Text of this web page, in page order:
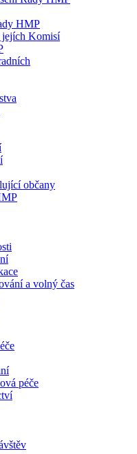
HMP
jejích Komisí
občany
a volný čas
péče